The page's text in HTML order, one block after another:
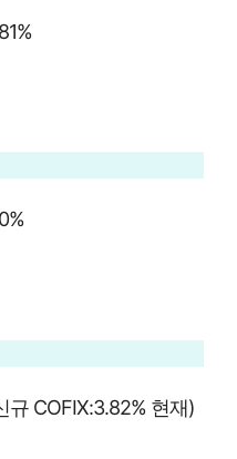
규 COFIX:3.82% 현재)